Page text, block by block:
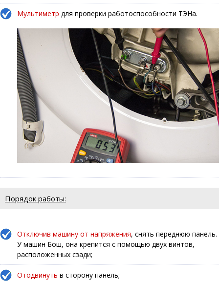
Мультиметр для проверки работоспособности ТЭНа.
Порядок работы:
Отключив машину от напряжения, снять переднюю панель.
У машин Бош, она крепится с помощью двух винтов,
расположенных сзади;
Отодвинуть в сторону панель;